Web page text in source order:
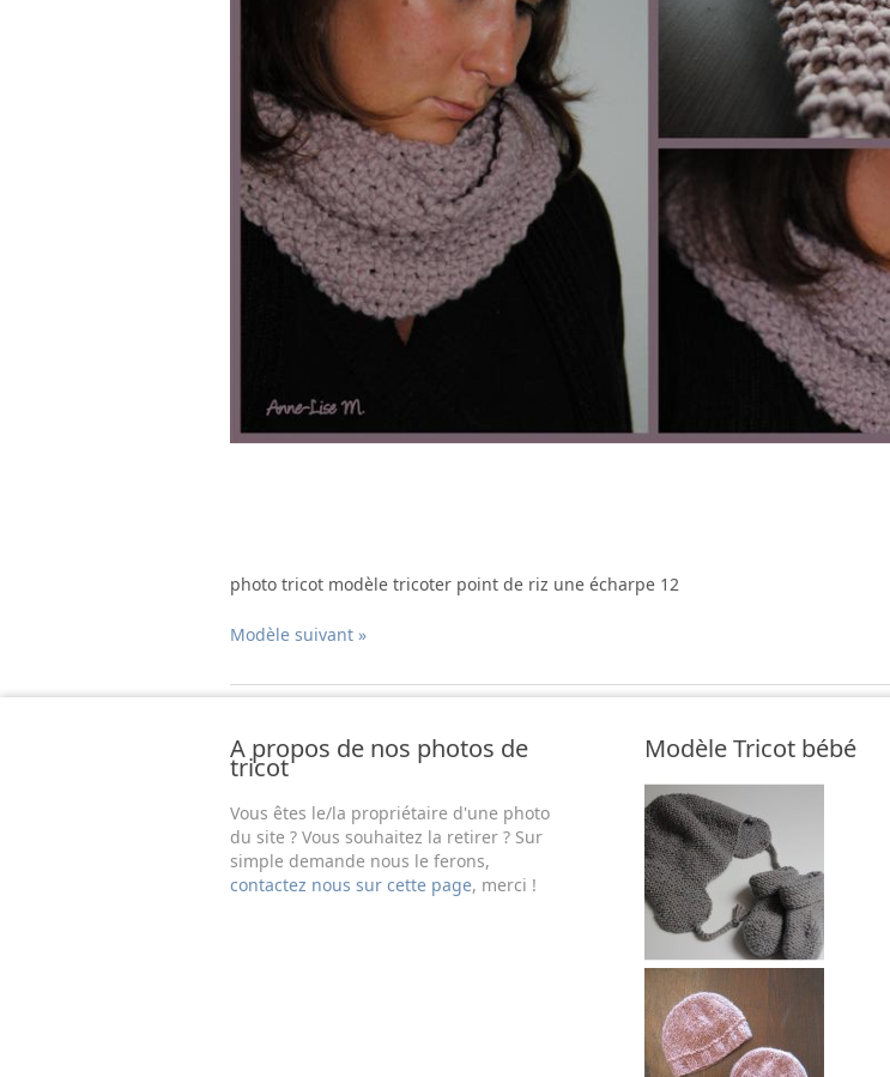
photo tricot modèle tricoter point de riz une écharpe 12
Modèle suivant »
A propos de nos photos de
tricot
Vous êtes le/la propriétaire d'une photo
du site ? Vous souhaitez la retirer ? Sur
simple demande nous le ferons,
contactez nous sur cette page, merci !
Modèle Tricot bébé